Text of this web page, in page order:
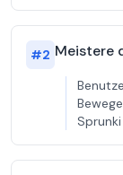
#2 Meistere